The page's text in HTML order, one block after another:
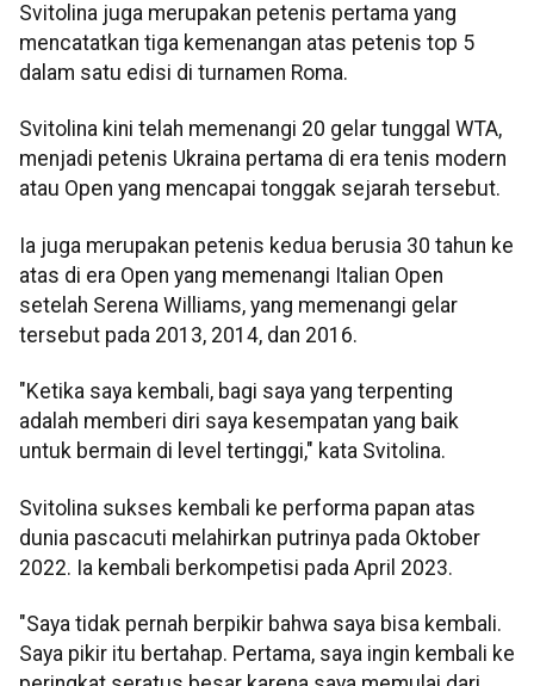
Svitolina juga merupakan petenis pertama yang
mencatatkan tiga kemenangan atas petenis top 5
dalam satu edisi di turnamen Roma.
Svitolina kini telah memenangi 20 gelar tunggal WTA,
menjadi petenis Ukraina pertama di era tenis modern
atau Open yang mencapai tonggak sejarah tersebut.
Ia juga merupakan petenis kedua berusia 30 tahun ke
atas di era Open yang memenangi Italian Open
setelah Serena Williams, yang memenangi gelar
tersebut pada 2013, 2014, dan 2016.
"Ketika saya kembali, bagi saya yang terpenting
adalah memberi diri saya kesempatan yang baik
untuk bermain di level tertinggi," kata Svitolina.
Svitolina sukses kembali ke performa papan atas
dunia pascacuti melahirkan putrinya pada Oktober
2022. Ia kembali berkompetisi pada April 2023.
"Saya tidak pernah berpikir bahwa saya bisa kembali.
Saya pikir itu bertahap. Pertama, saya ingin kembali ke